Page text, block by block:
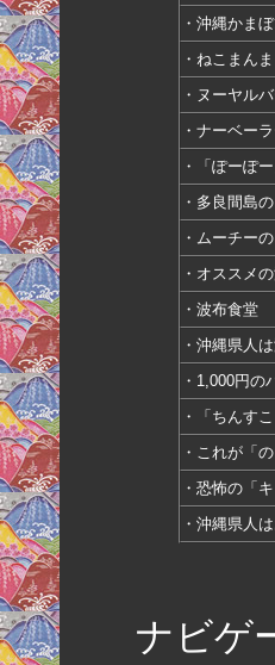
・沖縄かまぼ
・ねこまんま
・ヌーヤル
・ナーベー
・「ぽーぽ
・多良間島
・ムーチーの
・オススメ
・波布食堂
・沖縄県人
・1,000円の
・「ちんす
・これが「
・恐怖の「キ
・沖縄県人
ナビゲー